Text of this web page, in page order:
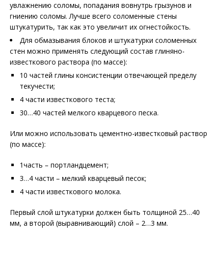
увлажнению соломы, попадания вовнутрь грызунов и
гниению соломы. Лучше всего соломенные стены
штукатурить, так как это увеличит их огнестойкость.
Для обмазывания блоков и штукатурки соломенных
стен можно применять следующий состав глиняно-
известкового раствора (по массе):
10 частей глины консистенции отвечающей пределу
текучести;
4 части известкового теста;
30…40 частей мелкого кварцевого песка.
Или можно использовать цементно-известковый раствор
(по массе):
1часть – портландцемент;
3…4 части – мелкий кварцевый песок;
4 части известкового молока.
Первый слой штукатурки должен быть толщиной 25…40
мм, а второй (выравнивающий) слой – 2…3 мм.